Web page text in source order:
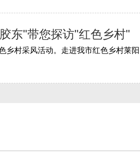
东"带您探访"红色乡村"